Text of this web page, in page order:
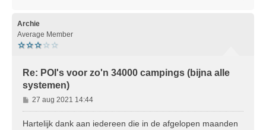
Archie
Average Member
Re: POI's voor zo'n 34000 campings (bijna alle
systemen)
B
e
27 aug 2021 14:44
Hartelijk dank aan iedereen die in de afgelopen maanden